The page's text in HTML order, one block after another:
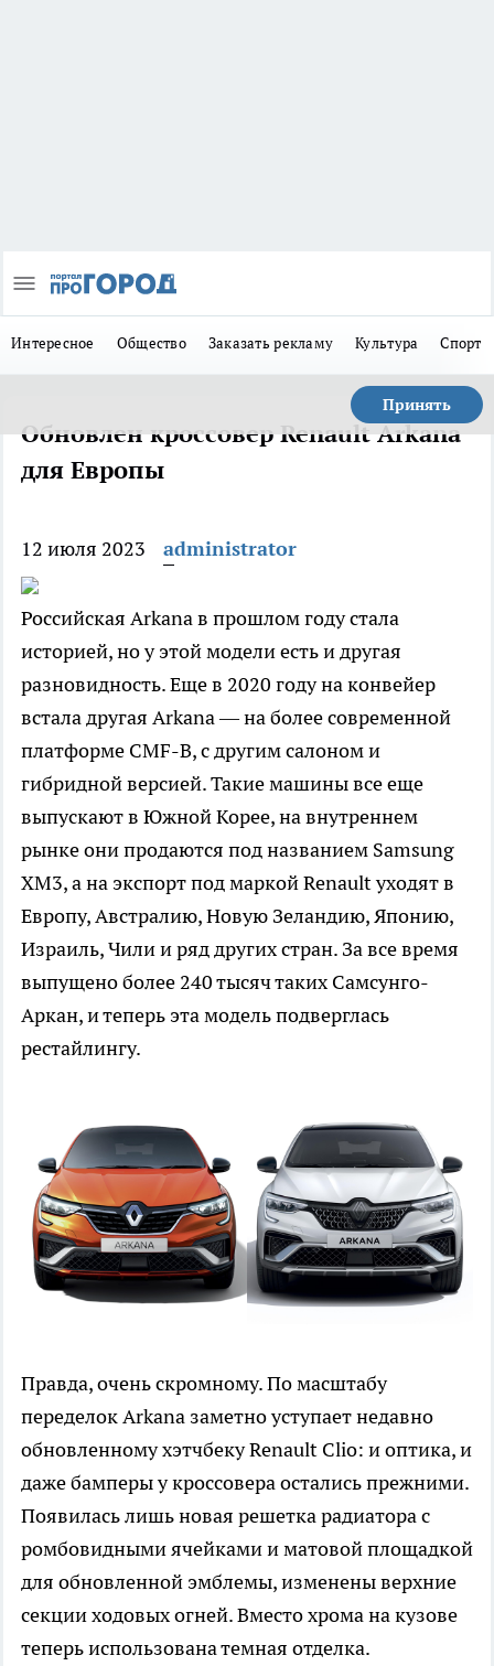
Интересное Общество Заказать рекламу Культура Спорт
Принять
Обновлен кроссовер Renault Arkana
для Европы
12 июля 2023 administrator
Российская Arkana в прошлом году стала
историей, но у этой модели есть и другая
разновидность. Еще в 2020 году на конвейер
встала другая Arkana — на более современной
платформе CMF-B, с другим салоном и
гибридной версией. Такие машины все еще
выпускают в Южной Корее, на внутреннем
рынке они продаются под названием Samsung
XM3, а на экспорт под маркой Renault уходят в
Европу, Австралию, Новую Зеландию, Японию,
Израиль, Чили и ряд других стран. За все время
выпущено более 240 тысяч таких Самсунго-
Аркан, и теперь эта модель подверглась
рестайлингу.
Правда, очень скромному. По масштабу
переделок Arkana заметно уступает недавно
обновленному хэтчбеку Renault Clio: и оптика, и
даже бамперы у кроссовера остались прежними.
Появилась лишь новая решетка радиатора с
ромбовидными ячейками и матовой площадкой
для обновленной эмблемы, изменены верхние
секции ходовых огней. Вместо хрома на кузове
теперь использована темная отделка.